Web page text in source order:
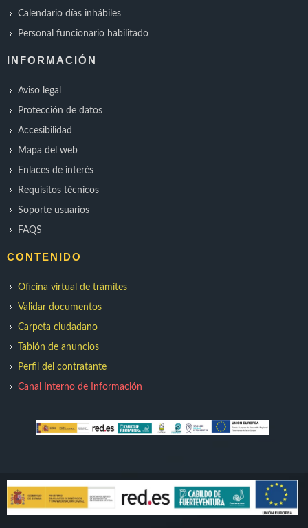
Calendario días inhábiles
Personal funcionario habilitado
INFORMACIÓN
Aviso legal
Protección de datos
Accesibilidad
Mapa del web
Enlaces de interés
Requisitos técnicos
Soporte usuarios
FAQS
CONTENIDO
Oficina virtual de trámites
Validar documentos
Carpeta ciudadano
Tablón de anuncios
Perfil del contratante
Canal Interno de Información